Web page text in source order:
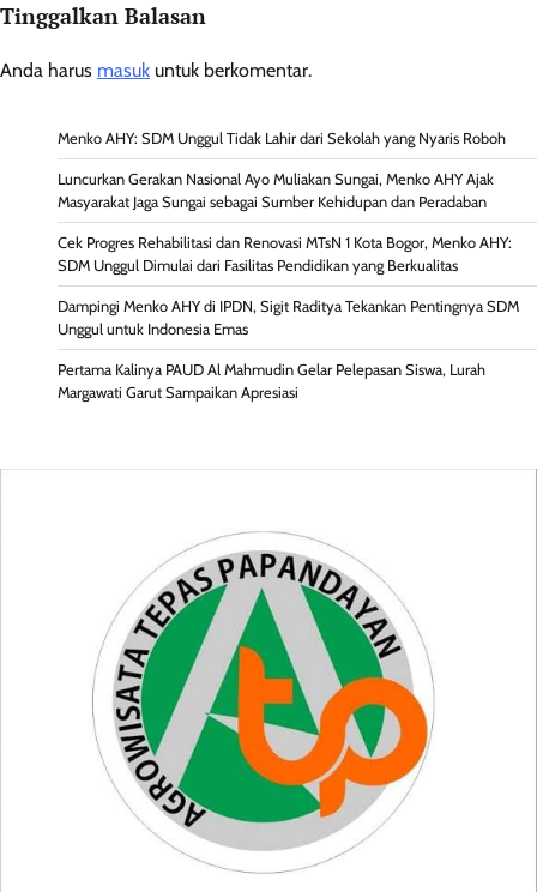
Tinggalkan Balasan
Anda harus masuk untuk berkomentar.
Menko AHY: SDM Unggul Tidak Lahir dari Sekolah yang Nyaris Roboh
Luncurkan Gerakan Nasional Ayo Muliakan Sungai, Menko AHY Ajak
Masyarakat Jaga Sungai sebagai Sumber Kehidupan dan Peradaban
Cek Progres Rehabilitasi dan Renovasi MTsN 1 Kota Bogor, Menko AHY:
SDM Unggul Dimulai dari Fasilitas Pendidikan yang Berkualitas
Dampingi Menko AHY di IPDN, Sigit Raditya Tekankan Pentingnya SDM
Unggul untuk Indonesia Emas
Pertama Kalinya PAUD Al Mahmudin Gelar Pelepasan Siswa, Lurah
Margawati Garut Sampaikan Apresiasi